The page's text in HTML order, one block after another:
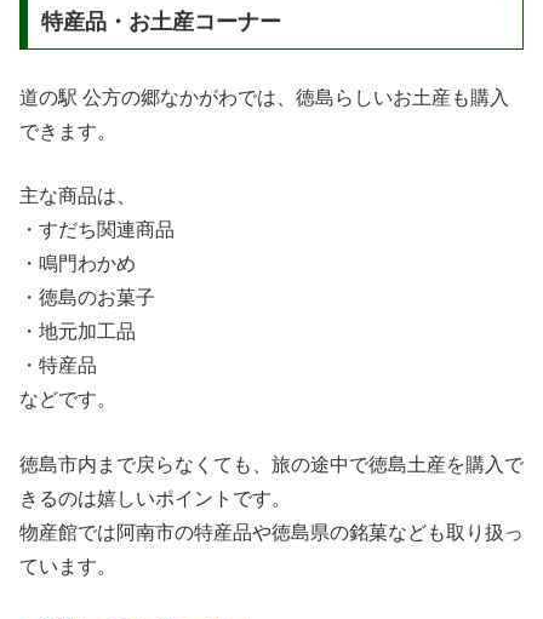
特産品・お土産コーナー
道の駅 公方の郷なかがわでは、徳島らしいお土産も購入
できます。
主な商品は、
・すだち関連商品
・鳴門わかめ
・徳島のお菓子
・地元加工品
・特産品
などです。
徳島市内まで戻らなくても、旅の途中で徳島土産を購入で
きるのは嬉しいポイントです。
物産館では阿南市の特産品や徳島県の銘菓なども取り扱っ
ています。